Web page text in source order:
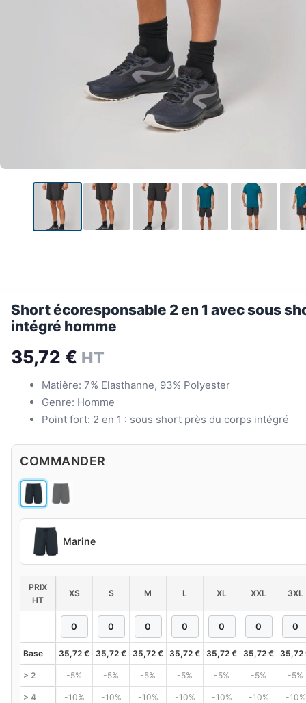
Short écoresponsable 2 en 1 avec sous
intégré homme
35,72 € HT
Matière: 7% Elasthanne, 93% Polyester
Genre: Homme
Point fort: 2 en 1 : sous short près du corps intégré
COMMANDER
Marine
PRIX
HT
XS S M L XL XXL 3XL
Base 35,72 € 35,72 € 35,72 € 35,72 € 35,72 € 35,72 € 35,72
> 2 -5% -5% -5% -5% -5% -5% -5%
> 4 -10% -10% -10% -10% -10% -10% -10%